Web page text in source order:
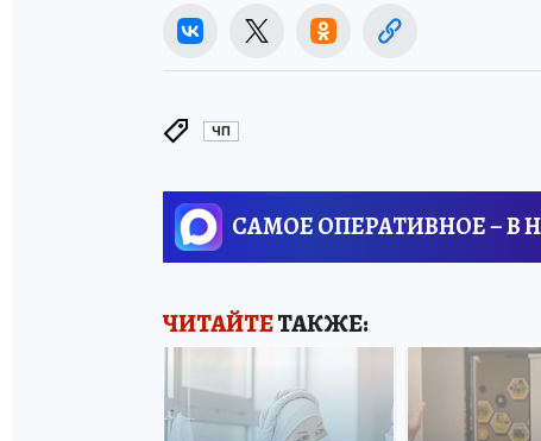
ЧП
САМОЕ ОПЕРАТИВНОЕ – В
ЧИТАЙТЕТАКЖЕ: